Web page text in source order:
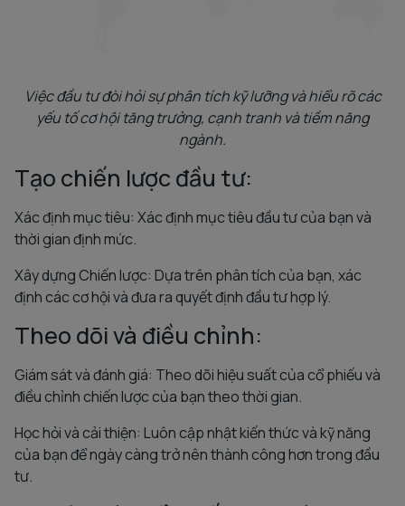
Việc đầu tư đòi hỏi sự phân tích kỹ lưỡng và hiểu rõ các
yếu tố cơ hội tăng trưởng, cạnh tranh và tiềm năng
ngành.
Tạo chiến lược đầu tư:
Xác định mục tiêu: Xác định mục tiêu đầu tư của bạn và
thời gian định mức.
Xây dựng Chiến lược: Dựa trên phân tích của bạn, xác
định các cơ hội và đưa ra quyết định đầu tư hợp lý.
Theo dõi và điều chỉnh:
Giám sát và đánh giá: Theo dõi hiệu suất của cổ phiếu và
điều chỉnh chiến lược của bạn theo thời gian.
Học hỏi và cải thiện: Luôn cập nhật kiến thức và kỹ năng
của bạn để ngày càng trở nên thành công hơn trong đầu
tư.